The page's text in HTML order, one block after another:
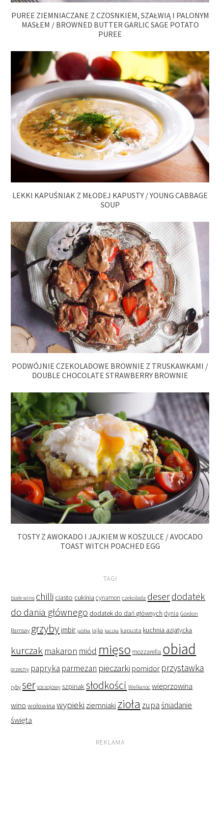
PUREE ZIEMNIACZANE Z CZOSNKIEM, SZAŁWIĄ I PALONYM
MASŁEM / BROWNED BUTTER GARLIC SAGE POTATO
PUREE
LEKKI KAPUŚNIAK Z MŁODEJ KAPUSTY / YOUNG CABBAGE
SOUP
PODWÓJNIE CZEKOLADOWE BROWNIE Z TRUSKAWKAMI /
DOUBLE CHOCOLATE STRAWBERRY BROWNIE
TOSTY Z AWOKADO I JAJKIEM W KOSZULCE / AVOCADO
TOAST WITCH POACHED EGG
TAGI
białe wino chilli ciasto cukinia cynamon czekolada deserdodatek
do dania głównego dodatek do dań głównych dynia Gordon
Ramsay grzyby imbir jabłka jajka kaczka kapusta kuchnia azjatycka
kurczak makaron miód mięso mozzarella obiad
orzechy papryka parmezan pieczarki pomidor przystawka
ryby ser sos sojowy szpinak słodkości Wielkanoc wieprzowina
wino wołowina wypieki ziemniaki zioła zupaśniadanie
święta
REKLAMA